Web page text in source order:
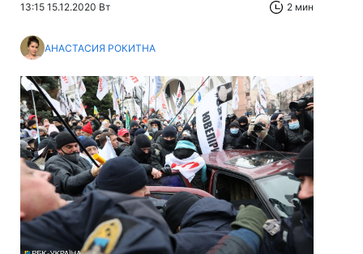
13:15 15.12.2020 Вт 2 мин
АНАСТАСИЯ РОКИТНА